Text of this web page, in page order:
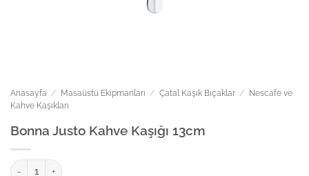
Anasayfa / Masaüstü Ekipmanları / Çatal Kaşık Bıçaklar /
Nescafe ve
Kahve Kaşıkları
Bonna Justo Kahve Kaşığı 13cm
Bonna Justo Kahve Kaşığı 13cm adet